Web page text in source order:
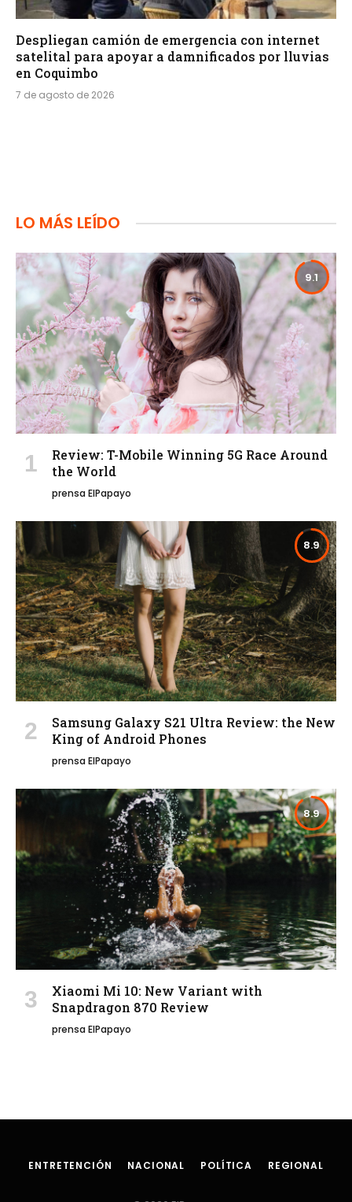
Despliegan camión de emergencia con internet
satelital para apoyar a damnificados por lluvias
en Coquimbo
7 de agosto de 2026
LO MÁS LEÍDO
9.1
Review: T-Mobile Winning 5G Race Around
the World
prensa ElPapayo
8.9
Samsung Galaxy S21 Ultra Review: the New
King of Android Phones
prensa ElPapayo
8.9
Xiaomi Mi 10: New Variant with
Snapdragon 870 Review
prensa ElPapayo
ENTRETENCIÓN NACIONAL POLÍTICA REGIONAL